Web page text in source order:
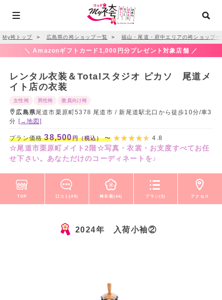
My袴トップ ＞ 広島県の袴ショップ一覧 ＞ 福山・尾道・府中エリアの袴ショップ一
＼ Amazonギフトカード1,000円分プレゼント対象店舗 ／
レンタル衣装＆Totalスタジオ ピカソ 尾道メ
イト店の衣装
女性袴 男性袴 教員向け袴
広島県尾道市栗原町5378 尾道市 / 新尾道駅北口から徒歩10分/車3
分 [→地図]
プラン価格38,500円（税込）〜 4.8
☆尾道市栗原町メイト2階☆写真・衣裳・お支度すべてお任
せ下さい。あなただけのコーディネートを♪
TOP 口コミ(48) 袴衣装(44) プラン(3) アクセス
2024年 入荷小袖②